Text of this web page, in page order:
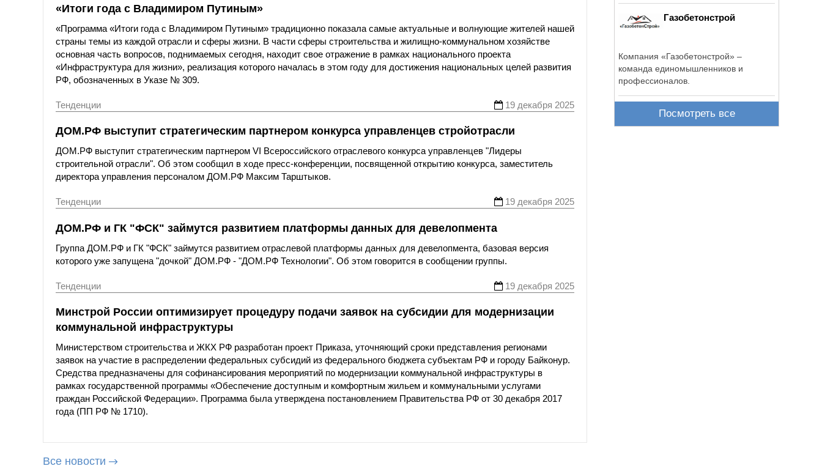
«Итоги года с Владимиром Путиным»
«Программа «Итоги года с Владимиром Путиным» традиционно показала самые актуальные и волнующие жителей нашей
страны темы из каждой отрасли и сферы жизни. В части сферы строительства и жилищно-коммунальном хозяйстве
основная часть вопросов, поднимаемых сегодня, находит свое отражение в рамках национального проекта
«Инфраструктура для жизни», реализация которого началась в этом году для достижения национальных целей развития
РФ, обозначенных в Указе № 309.
Тенденции 19 декабря 2025
ДОМ.РФ выступит стратегическим партнером конкурса управленцев стройотрасли
ДОМ.РФ выступит стратегическим партнером VI Всероссийского отраслевого конкурса управленцев "Лидеры
строительной отрасли". Об этом сообщил в ходе пресс-конференции, посвященной открытию конкурса, заместитель
директора управления персоналом ДОМ.РФ Максим Тарштыков.
Тенденции 19 декабря 2025
ДОМ.РФ и ГК "ФСК" займутся развитием платформы данных для девелопмента
Группа ДОМ.РФ и ГК "ФСК" займутся развитием отраслевой платформы данных для девелопмента, базовая версия
которого уже запущена "дочкой" ДОМ.РФ - "ДОМ.РФ Технологии". Об этом говорится в сообщении группы.
Тенденции 19 декабря 2025
Минстрой России оптимизирует процедуру подачи заявок на субсидии для модернизации
коммунальной инфраструктуры
Министерством строительства и ЖКХ РФ разработан проект Приказа, уточняющий сроки представления регионами
заявок на участие в распределении федеральных субсидий из федерального бюджета субъектам РФ и городу Байконур.
Средства предназначены для софинансирования мероприятий по модернизации коммунальной инфраструктуры в
рамках государственной программы «Обеспечение доступным и комфортным жильем и коммунальными услугами
граждан Российской Федерации». Программа была утверждена постановлением Правительства РФ от 30 декабря 2017
года (ПП РФ № 1710).
Все новости
Газобетонстрой
Компания «Газобетонстрой» –
команда единомышленников и
профессионалов.
Посмотреть все